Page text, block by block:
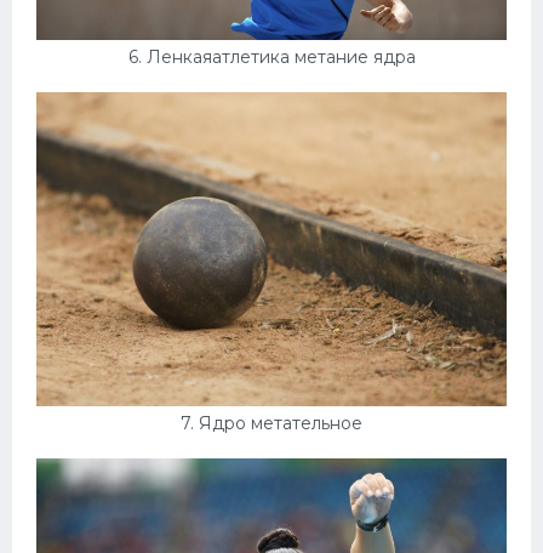
6. Ленкаяатлетика метание ядра
7. Ядро метательное